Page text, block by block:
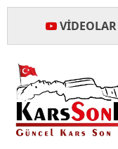
VIDEOLAR